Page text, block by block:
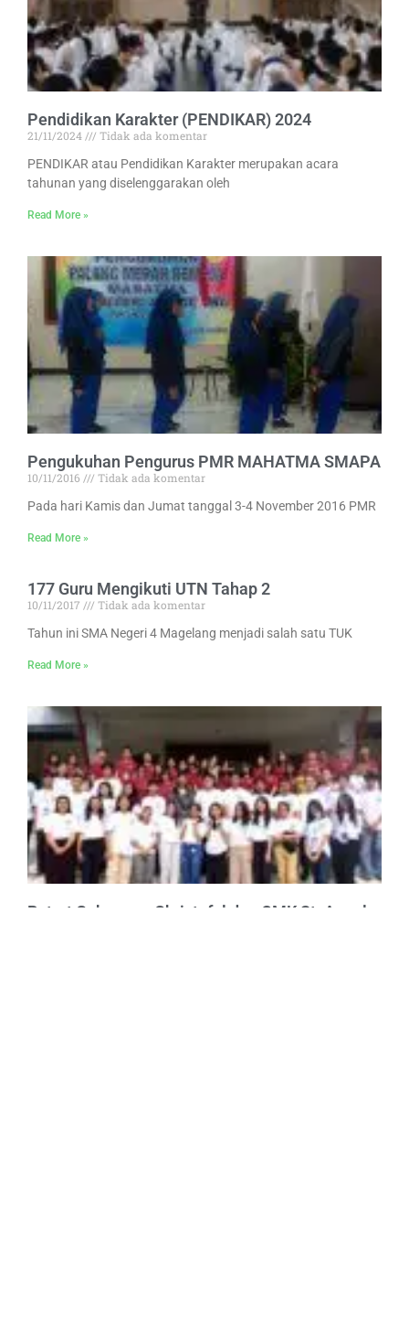
Pendidikan Karakter (PENDIKAR) 2024
21/11/2024
Tidak ada komentar
PENDIKAR atau Pendidikan Karakter merupakan acara
tahunan yang diselenggarakan oleh
Read More »
Pengukuhan Pengurus PMR MAHATMA SMAPA
10/11/2016
Tidak ada komentar
Pada hari Kamis dan Jumat tanggal 3-4 November 2016 PMR
Read More »
177 Guru Mengikuti UTN Tahap 2
10/11/2017
Tidak ada komentar
Tahun ini SMA Negeri 4 Magelang menjadi salah satu TUK
Read More »
Retret Gabungan Christufel dan OMK St. Angela